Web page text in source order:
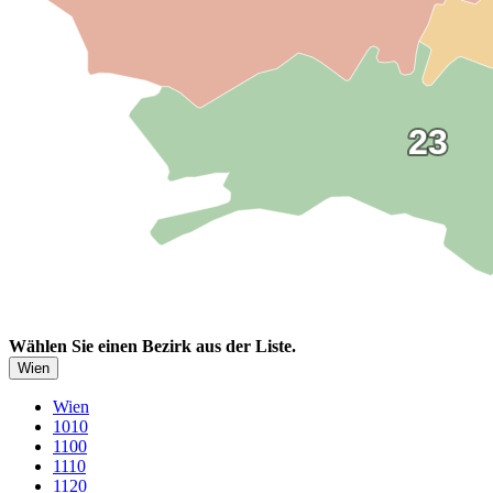
23
23
Wählen Sie einen Bezirk aus der Liste.
Wien
Wien
1010
1100
1110
1120